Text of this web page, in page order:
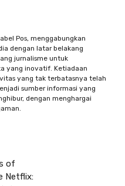
Pos, menggabungkan
dengan latar belakang
jurnalisme untuk
yang inovatif. Ketiadaan
yang tak terbatasnya telah
sumber informasi yang
dengan menghargai
of
Netflix: